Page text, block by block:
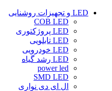
LED و تجهیزات روشنایی
COB LED
LED پروژکتوری
LED تابلویی
LED خودرویی
LED رشد گیاه
power led
SMD LED
ال ای دی نواری